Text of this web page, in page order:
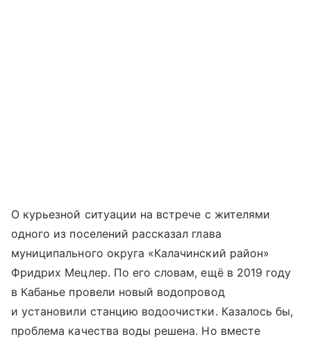
О курьезной ситуации на встрече с жителями
одного из поселений рассказал глава
муниципального округа «Калачинский район»
Фридрих Мецлер. По его словам, ещё в 2019 году
в Кабанье провели новый водопровод
и установили станцию водоочистки. Казалось бы,
проблема качества воды решена. Но вместе